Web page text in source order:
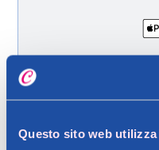
Questo sito web
Ritiro in negozio